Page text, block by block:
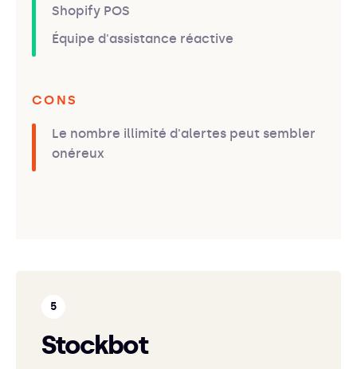
Shopify POS
Équipe d'assistance réactive
CONS
Le nombre illimité d'alertes peut sembler
onéreux
Stockbot